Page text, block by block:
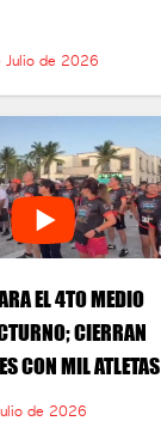
Julio de 2026
EL 4TO MEDIO
CIERRAN
CON MIL ATLETAS
de 2026